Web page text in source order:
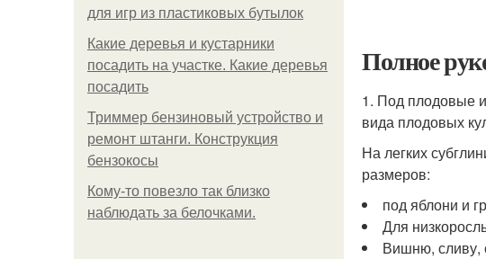
для игр из пластиковых бутылок
Какие деревья и кустарники
посадить на участке. Какие деревья
посадить
Триммер бензиновый устройство и
ремонт штанги. Конструкция
бензокосы
Кому-то повезло так близко
наблюдать за белочками.
Полное
1. Под плодовые
вида плодовых
На легких
размеров:
под яблони и
Для
Вишню, сливу,